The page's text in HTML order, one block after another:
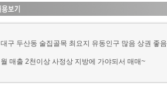
대구 두산동 술집골목 최요지 유동인구 많음 상권 좋음
월 매출 2천이상 사정상 지방에 가야되서 매매~